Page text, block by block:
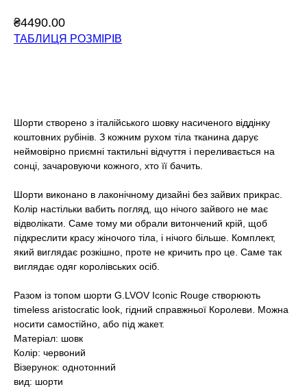
₴4490.00
ТАБЛИЦЯ РОЗМІРІВ
Шорти створено з італійського шовку насиченого віддінку
коштовних рубінів. З кожним рухом тіла тканина дарує
неймовірно приємні тактильні відчуття і переливається на
сонці, зачаровуючи кожного, хто її бачить.
Шорти виконано в лаконічному дизайні без зайвих прикрас.
Колір настільки вабить погляд, що нічого зайвого не має
відволікати. Саме тому ми обрали витончений крій, щоб
підкреслити красу жіночого тіла, і нічого більше. Комплект,
який виглядає розкішно, проте не кричить про це. Саме так
виглядає одяг королівських осіб.
Разом із топом шорти G.LVOV Iconic Rouge створюють
timeless aristocratic look, гідний справжньої Королеви. Можна
носити самостійно, або під жакет.
Матеріал: шовк
Колір: червоний
Візерунок: однотонний
вид: шорти